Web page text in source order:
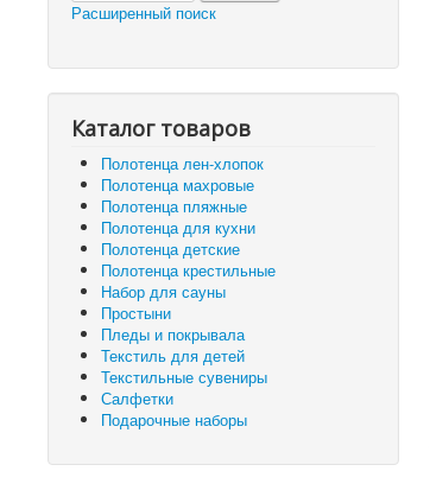
Расширенный поиск
Каталог товаров
Полотенца лен-хлопок
Полотенца махровые
Полотенца пляжные
Полотенца для кухни
Полотенца детские
Полотенца крестильные
Набор для сауны
Простыни
Пледы и покрывала
Текстиль для детей
Текстильные сувениры
Салфетки
Подарочные наборы